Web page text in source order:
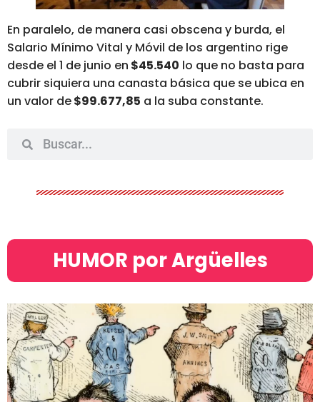
En paralelo, de manera casi obscena y burda, el
Salario Mínimo Vital y Móvil de los argentino rige
desde el 1 de junio en $45.540 lo que no basta para
cubrir siquiera una canasta básica que se ubica en
un valor de$99.677,85 a la suba constante.
HUMOR por Argüelles​